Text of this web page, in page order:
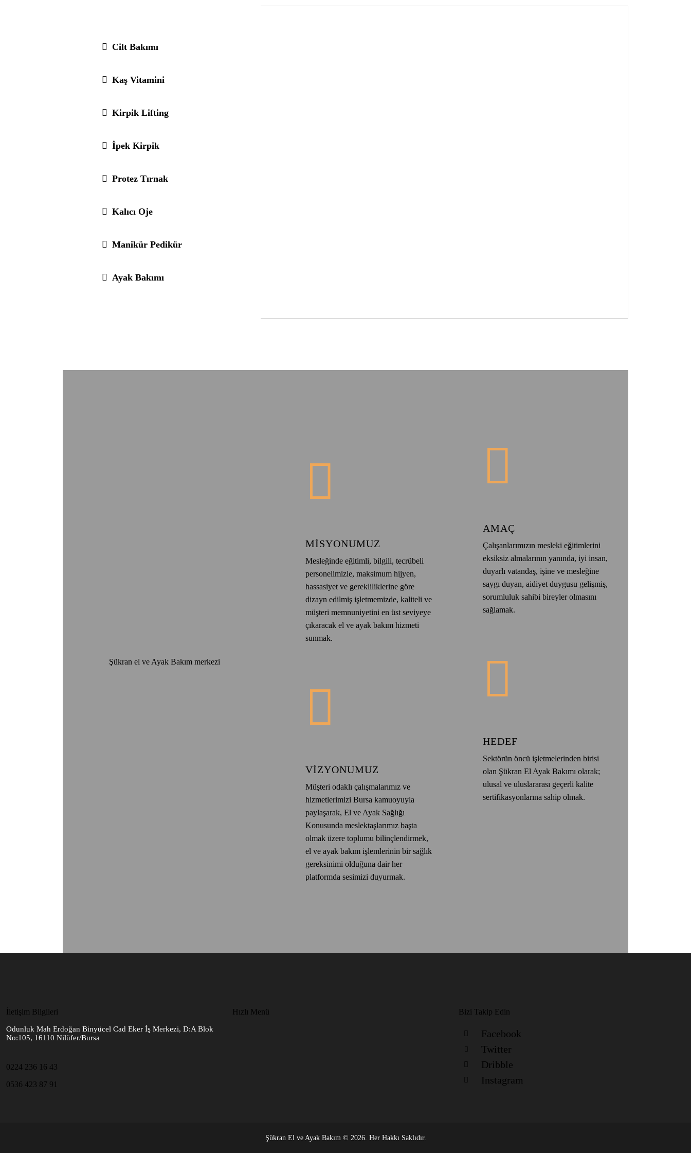
Cilt Bakımı
Kaş Vitamini
Kirpik Lifting
İpek Kirpik
Protez Tırnak
Kalıcı Oje
Manikür Pedikür
Ayak Bakımı
Şükran el ve Ayak Bakım merkezi
MISYONUMUZ
Mesleğinde eğitimli, bilgili, tecrübeli
personelimizle, maksimum hijyen,
hassasiyet ve gerekliliklerine göre
dizayn edilmiş işletmemizde, kaliteli ve
müşteri memnuniyetini en üst seviyeye
çıkaracak el ve ayak bakım hizmeti
sunmak.
VIZYONUMUZ
Müşteri odaklı çalışmalarımız ve
hizmetlerimizi Bursa kamuoyuyla
paylaşarak, El ve Ayak Sağlığı
Konusunda meslektaşlarımız başta
olmak üzere toplumu bilinçlendirmek,
el ve ayak bakım işlemlerinin bir sağlık
gereksinimi olduğuna dair her
platformda sesimizi duyurmak.
AMAÇ
Çalışanlarımızın mesleki eğitimlerini
eksiksiz almalarının yanında, iyi insan,
duyarlı vatandaş, işine ve mesleğine
saygı duyan, aidiyet duygusu gelişmiş,
sorumluluk sahibi bireyler olmasını
sağlamak.
HEDEF
Sektörün öncü işletmelerinden birisi
olan Şükran El Ayak Bakımı olarak;
ulusal ve uluslararası geçerli kalite
sertifikasyonlarına sahip olmak.
İletişim Bilgileri
Odunluk Mah Erdoğan Binyücel Cad Eker İş Merkezi, D:A Blok
No:105, 16110 Nilüfer/Bursa
0224 236 16 43
0536 423 87 91
Hızlı Menü Bizi Takip Edin
Facebook
Twitter
Dribble
Instagram
Şükran El ve Ayak Bakım © 2026. Her Hakkı Saklıdır.